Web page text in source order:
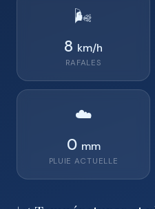
🌬️
8 km/h
RAFALES
☁️
0 mm
PLUIE ACTUELLE